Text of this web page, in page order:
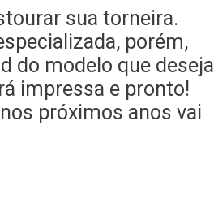
sua torneira.
porém,
do modelo que deseja
impressa e pronto!
próximos anos vai